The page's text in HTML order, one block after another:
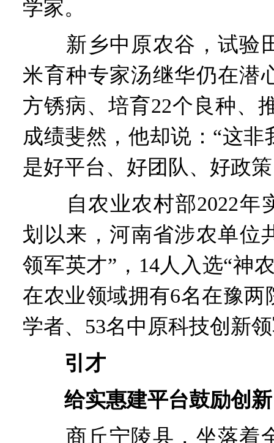
学家。
新乡中原农谷，试验
米育种专家汤继华仍在潜
方锈病、培育22个良种
成绩斐然，他却说：“这
是好平台、好团队、好政
自农业农村部2022年
划以来，河南省涉农单位
领军英才”，14人入选“神
在农业领域拥有6名在豫两
学者、53名中原科技创新
引才
给实惠建平台鼓励创新
商丘宁陵县，坐落着